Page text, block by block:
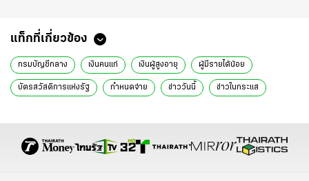
แท็กที่เกี่ยวข้อง
กรมบัญชีกลาง เงินคนแก่ เงินผู้สูงอายุ ผู้มีรายได้น้อย
บัตรสวัสดิการแห่งรัฐ กำหนดจ่าย ข่าววันนี้ ข่าวในกระแส